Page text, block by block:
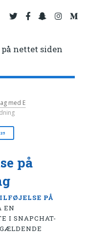
nettet siden
med E
på
PÅ
EN
I SNAPCHAT-